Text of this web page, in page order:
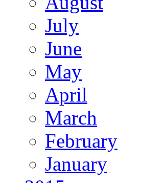
July
June
May
April
March
February
January